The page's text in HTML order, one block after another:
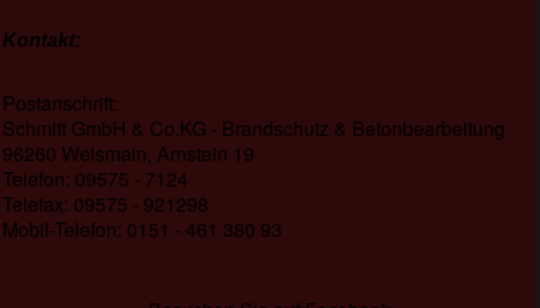
Kontakt:
Postanschrift:
Schmitt GmbH & Co.KG - Brandschutz & Betonbearbeitung
96260 Weismain, Arnstein 19
Telefon: 09575 - 7124
Telefax: 09575 - 921298
Mobil-Telefon: 0151 - 461 380 93